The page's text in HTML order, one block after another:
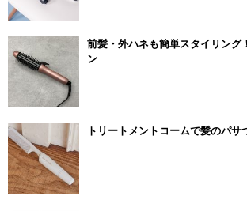
前髪・外ハネも簡単スタイリング
ン
トリートメントコームで髪のパサ